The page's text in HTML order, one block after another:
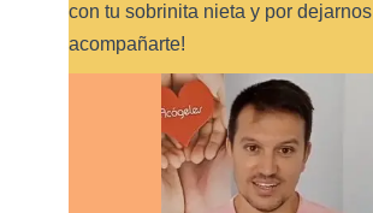
con tu sobrinita nieta y por dejarnos
acompañarte!